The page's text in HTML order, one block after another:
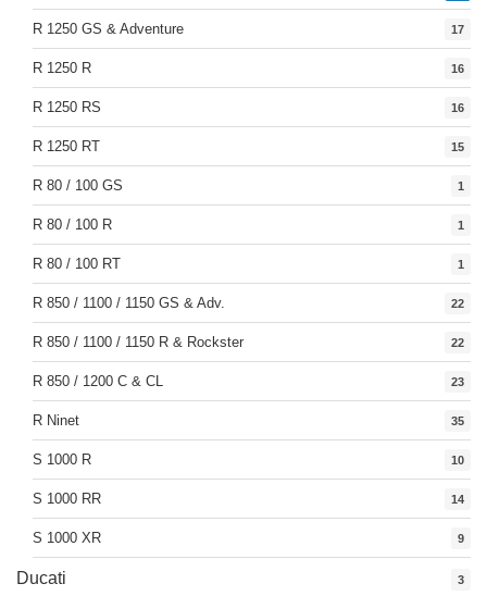
R 1250 GS & Adventure 17
R 1250 R 16
R 1250 RS 16
R 1250 RT 15
R 80 / 100 GS 1
R 80 / 100 R 1
R 80 / 100 RT 1
R 850 / 1100 / 1150 GS & Adv. 22
R 850 / 1100 / 1150 R & Rockster 22
R 850 / 1200 C & CL 23
R Ninet 35
S 1000 R 10
S 1000 RR 14
S 1000 XR 9
Ducati 3